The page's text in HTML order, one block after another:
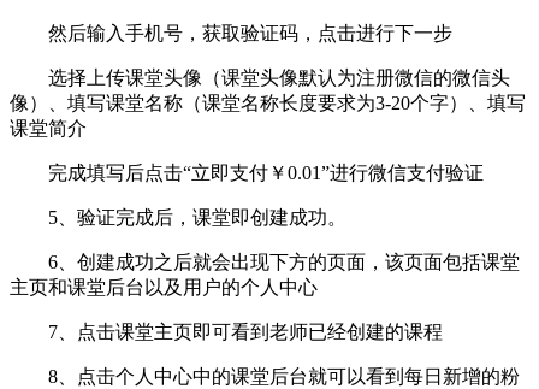
然后输入手机号，获取验证码，点击进行下一步
选择上传课堂头像（课堂头像默认为注册微信的微信头
像）、填写课堂名称（课堂名称长度要求为3-20个字）、填写
课堂简介
完成填写后点击“立即支付￥0.01”进行微信支付验证
5、验证完成后，课堂即创建成功。
6、创建成功之后就会出现下方的页面，该页面包括课堂
主页和课堂后台以及用户的个人中心
7、点击课堂主页即可看到老师已经创建的课程
8、点击个人中心中的课堂后台就可以看到每日新增的粉